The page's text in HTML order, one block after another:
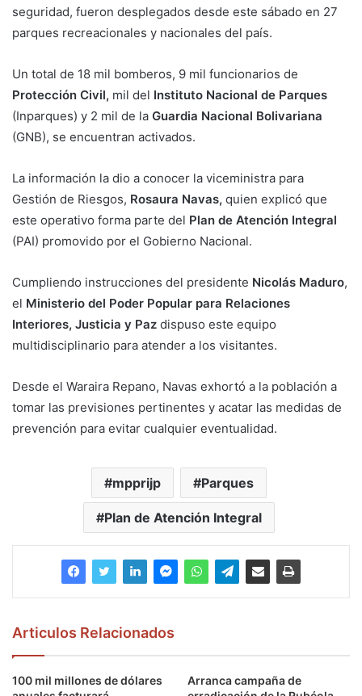
seguridad, fueron desplegados desde este sábado en 27
parques recreacionales y nacionales del país.
Un total de 18 mil bomberos, 9 mil funcionarios de
Protección Civil, mil del Instituto Nacional de Parques
(Inparques) y 2 mil de la Guardia Nacional Bolivariana
(GNB), se encuentran activados.
La información la dio a conocer la viceministra para
Gestión de Riesgos, Rosaura Navas, quien explicó que
este operativo forma parte del Plan de Atención Integral
(PAI) promovido por el Gobierno Nacional.
Cumpliendo instrucciones del presidente Nicolás Maduro,
el Ministerio del Poder Popular para Relaciones
Interiores, Justicia y Paz dispuso este equipo
multidisciplinario para atender a los visitantes.
Desde el Waraira Repano, Navas exhortó a la población a
tomar las previsiones pertinentes y acatar las medidas de
prevención para evitar cualquier eventualidad.
mpprijp Parques
Plan de Atención Integral
Articulos Relacionados
100 mil millones de dólares
Arranca campaña de